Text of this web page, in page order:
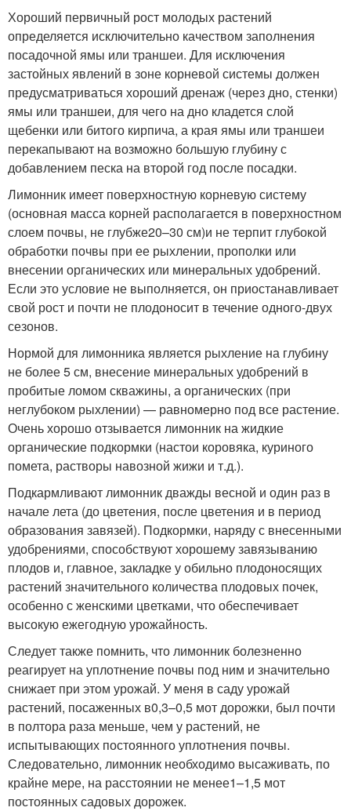
Хороший первичный рост молодых растений
определяется исключительно качеством заполнения
посадочной ямы или траншеи. Для исключения
застойных явлений в зоне корневой системы должен
предусматриваться хороший дренаж (через дно, стенки)
ямы или траншеи, для чего на дно кладется слой
щебенки или битого кирпича, а края ямы или траншеи
перекапывают на возможно большую глубину с
добавлением песка на второй год после посадки.
Лимонник имеет поверхностную корневую систему
(основная масса корней располагается в поверхностном
слоем почвы, не глубже20–30 см)и не терпит глубокой
обработки почвы при ее рыхлении, прополки или
внесении органических или минеральных удобрений.
Если это условие не выполняется, он приостанавливает
свой рост и почти не плодоносит в течение одного-двух
сезонов.
Нормой для лимонника является рыхление на глубину
не более 5 см, внесение минеральных удобрений в
пробитые ломом скважины, а органических (при
неглубоком рыхлении) — равномерно под все растение.
Очень хорошо отзывается лимонник на жидкие
органические подкормки (настои коровяка, куриного
помета, растворы навозной жижи и т.д.).
Подкармливают лимонник дважды весной и один раз в
начале лета (до цветения, после цветения и в период
образования завязей). Подкормки, наряду с внесенными
удобрениями, способствуют хорошему завязыванию
плодов и, главное, закладке у обильно плодоносящих
растений значительного количества плодовых почек,
особенно с женскими цветками, что обеспечивает
высокую ежегодную урожайность.
Следует также помнить, что лимонник болезненно
реагирует на уплотнение почвы под ним и значительно
снижает при этом урожай. У меня в саду урожай
растений, посаженных в0,3–0,5 мот дорожки, был почти
в полтора раза меньше, чем у растений, не
испытывающих постоянного уплотнения почвы.
Следовательно, лимонник необходимо высаживать, по
крайне мере, на расстоянии не менее1–1,5 мот
постоянных садовых дорожек.